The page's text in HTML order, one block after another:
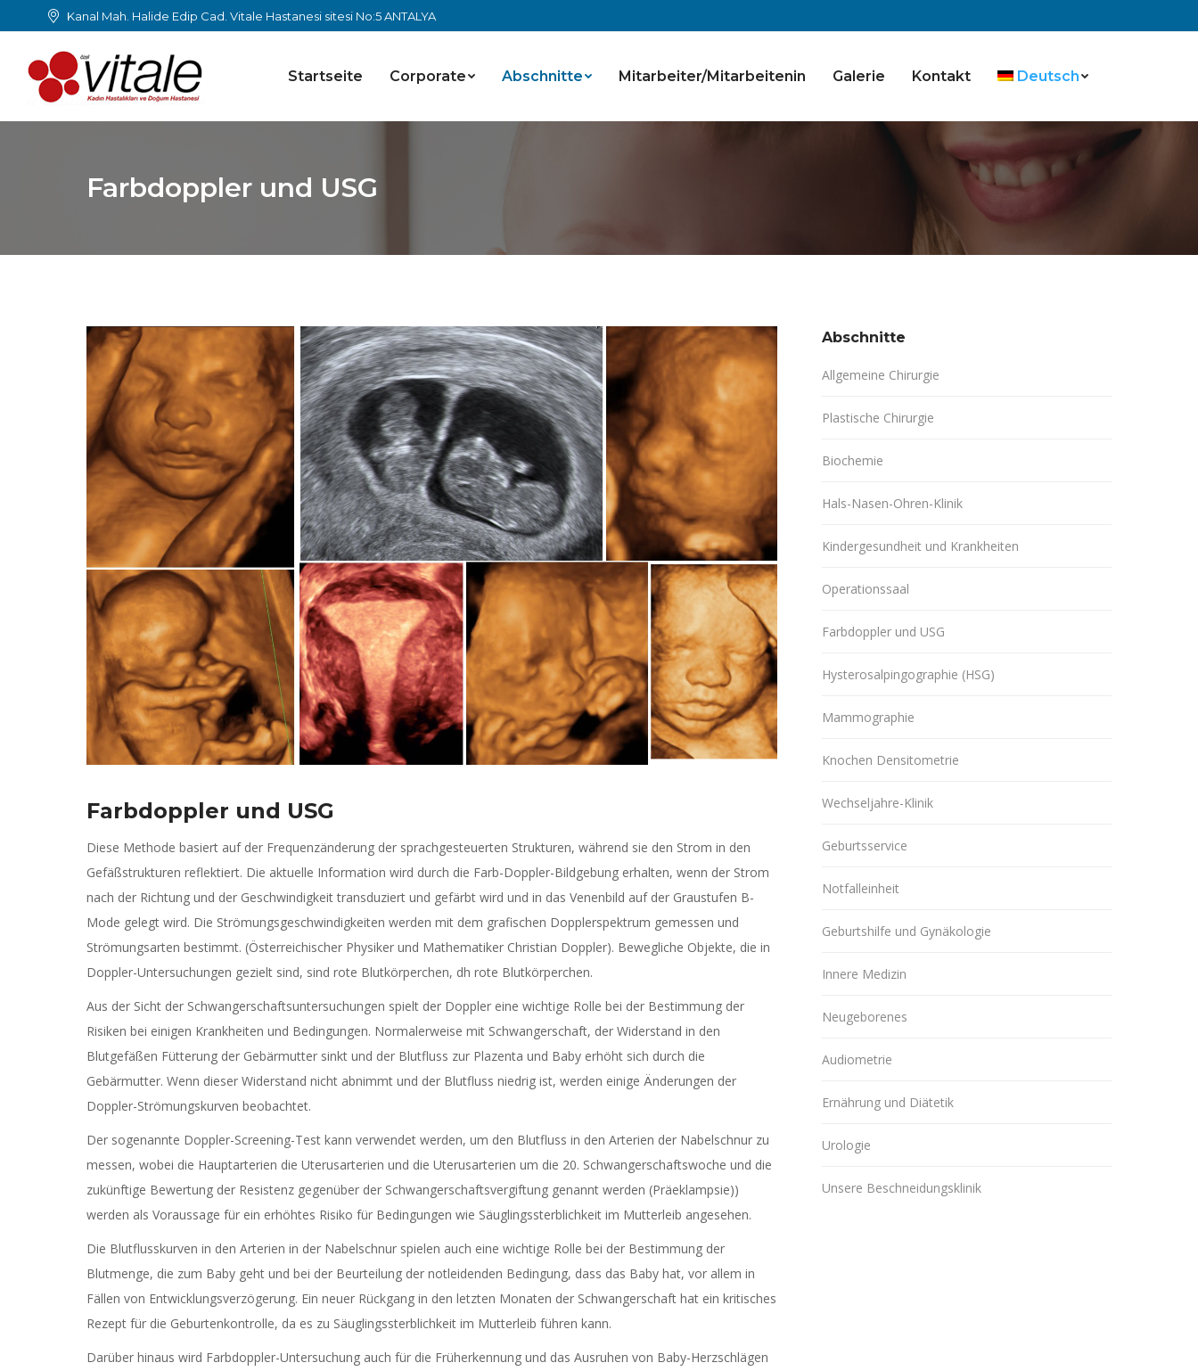
Kanal Mah. Halide Edip Cad. Vitale Hastanesi sitesi No:5 ANTALYA
Startseite Corporate Abschnitte Mitarbeiter/Mitarbeitenin Galerie Kontakt Deutsch
Farbdoppler und USG
Farbdoppler und USG
Diese Methode basiert auf der Frequenzänderung der sprachgesteuerten Strukturen, während sie den Strom in den
Gefäßstrukturen reflektiert. Die aktuelle Information wird durch die Farb-Doppler-Bildgebung erhalten, wenn der Strom
nach der Richtung und der Geschwindigkeit transduziert und gefärbt wird und in das Venenbild auf der Graustufen B-
Mode gelegt wird. Die Strömungsgeschwindigkeiten werden mit dem grafischen Dopplerspektrum gemessen und
Strömungsarten bestimmt. (Österreichischer Physiker und Mathematiker Christian Doppler). Bewegliche Objekte, die in
Doppler-Untersuchungen gezielt sind, sind rote Blutkörperchen, dh rote Blutkörperchen.
Aus der Sicht der Schwangerschaftsuntersuchungen spielt der Doppler eine wichtige Rolle bei der Bestimmung der
Risiken bei einigen Krankheiten und Bedingungen. Normalerweise mit Schwangerschaft, der Widerstand in den
Blutgefäßen Fütterung der Gebärmutter sinkt und der Blutfluss zur Plazenta und Baby erhöht sich durch die
Gebärmutter. Wenn dieser Widerstand nicht abnimmt und der Blutfluss niedrig ist, werden einige Änderungen der
Doppler-Strömungskurven beobachtet.
Der sogenannte Doppler-Screening-Test kann verwendet werden, um den Blutfluss in den Arterien der Nabelschnur zu
messen, wobei die Hauptarterien die Uterusarterien und die Uterusarterien um die 20. Schwangerschaftswoche und die
zukünftige Bewertung der Resistenz gegenüber der Schwangerschaftsvergiftung genannt werden (Präeklampsie))
werden als Voraussage für ein erhöhtes Risiko für Bedingungen wie Säuglingssterblichkeit im Mutterleib angesehen.
Die Blutflusskurven in den Arterien in der Nabelschnur spielen auch eine wichtige Rolle bei der Bestimmung der
Blutmenge, die zum Baby geht und bei der Beurteilung der notleidenden Bedingung, dass das Baby hat, vor allem in
Fällen von Entwicklungsverzögerung. Ein neuer Rückgang in den letzten Monaten der Schwangerschaft hat ein kritisches
Rezept für die Geburtenkontrolle, da es zu Säuglingssterblichkeit im Mutterleib führen kann.
Darüber hinaus wird Farbdoppler-Untersuchung auch für die Früherkennung und das Ausruhen von Baby-Herzschlägen
Abschnitte
Allgemeine Chirurgie
Plastische Chirurgie
Biochemie
Hals-Nasen-Ohren-Klinik
Kindergesundheit und Krankheiten
Operationssaal
Farbdoppler und USG
Hysterosalpingographie (HSG)
Mammographie
Knochen Densitometrie
Wechseljahre-Klinik
Geburtsservice
Notfalleinheit
Geburtshilfe und Gynäkologie
Innere Medizin
Neugeborenes
Audiometrie
Ernährung und Diätetik
Urologie
Unsere Beschneidungsklinik